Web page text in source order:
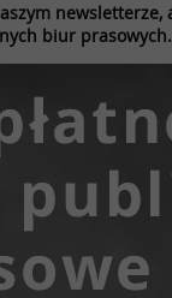
biur prasowych.